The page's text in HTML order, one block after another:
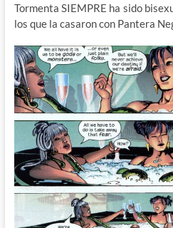
Tormenta SIEMPRE ha sido
los que la casaron con Pantera